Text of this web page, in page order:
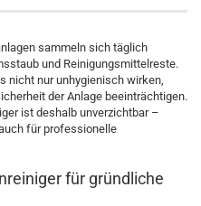
sammeln sich täglich
und Reinigungsmittelreste.
nicht nur unhygienisch wirken,
der Anlage beeinträchtigen.
ist deshalb unverzichtbar –
für professionelle
für gründliche